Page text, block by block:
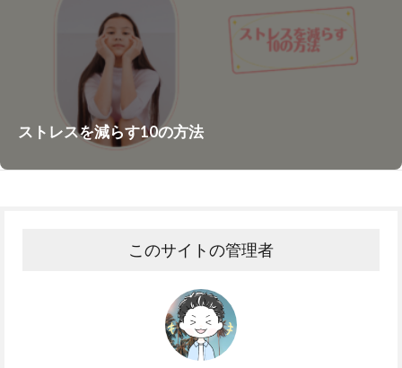
ストレスを減らす10の方法
このサイトの管理者